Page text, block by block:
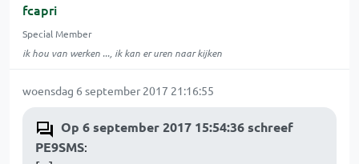
fcapri
Special Member
ik hou van werken ..., ik kan er uren naar kijken
woensdag 6 september 2017 21:16:55
Op 6 september 2017 15:54:36 schreef
PE9SMS: